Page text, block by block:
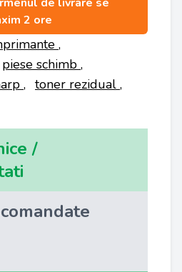
2 ore
,
piese schimb ,
, toner rezidual ,
/